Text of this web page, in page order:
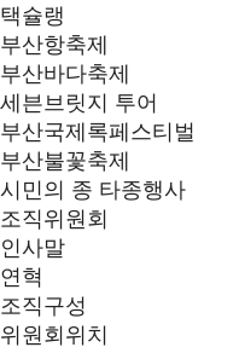
택슐랭
부산항축제
부산바다축제
세븐브릿지 투어
부산국제록페스티벌
부산불꽃축제
시민의 종 타종행사
조직위원회
인사말
연혁
조직구성
위원회위치